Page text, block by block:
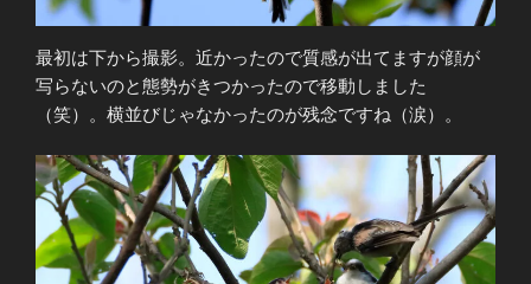
最初は下から撮影。近かったので質感が出てますが顔が
写らないのと態勢がきつかったので移動しました
（笑）。横並びじゃなかったのが残念ですね（涙）。